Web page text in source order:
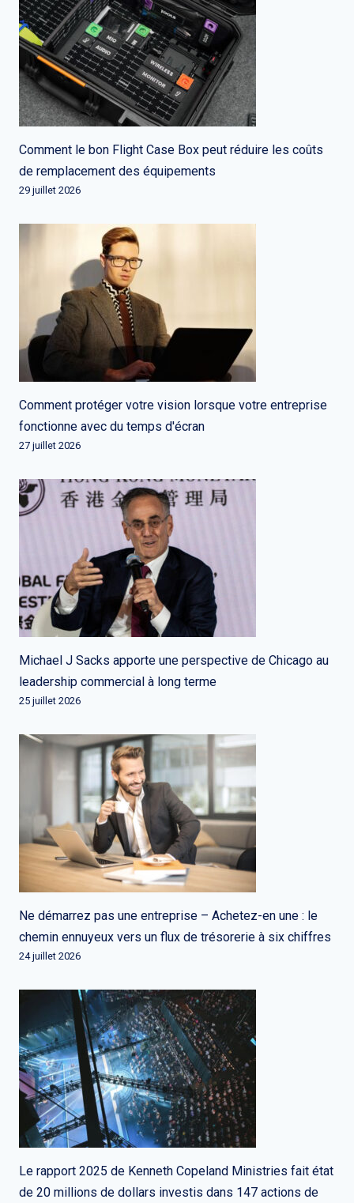
Comment le bon Flight Case Box peut réduire les coûts
de remplacement des équipements
29 juillet 2026
Comment protéger votre vision lorsque votre entreprise
fonctionne avec du temps d'écran
27 juillet 2026
Michael J Sacks apporte une perspective de Chicago au
leadership commercial à long terme
25 juillet 2026
Ne démarrez pas une entreprise – Achetez-en une : le
chemin ennuyeux vers un flux de trésorerie à six chiffres
24 juillet 2026
Le rapport 2025 de Kenneth Copeland Ministries fait état
de 20 millions de dollars investis dans 147 actions de